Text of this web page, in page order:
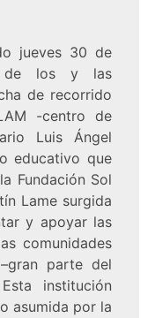
jueves 30 de
de los y las
de recorrido
-centro de
Luis Ángel
educativo que
Fundación Sol
Lame surgida
y apoyar las
comunidades
parte del
institución
asumida por la